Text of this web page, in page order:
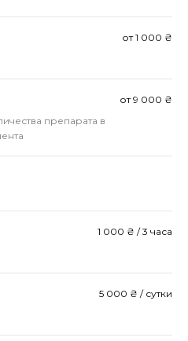
от 1 000 ₴
от 9 000 ₴
препарата в
1 000 ₴ / 3 часа
5 000 ₴ / сутки